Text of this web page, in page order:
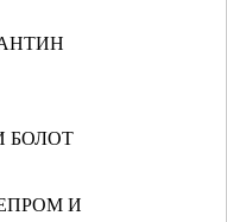
БОЛОТ
И